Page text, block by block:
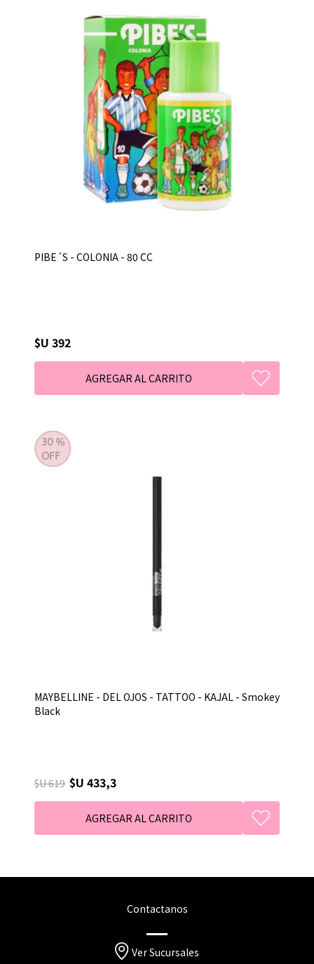
PIBE´S - COLONIA - 80 CC
$U 392
MAYBELLINE - DEL OJOS - TATTOO - KAJAL - Smokey
Black
$U 619 $U 433,3
Contactanos
Ver Sucursales